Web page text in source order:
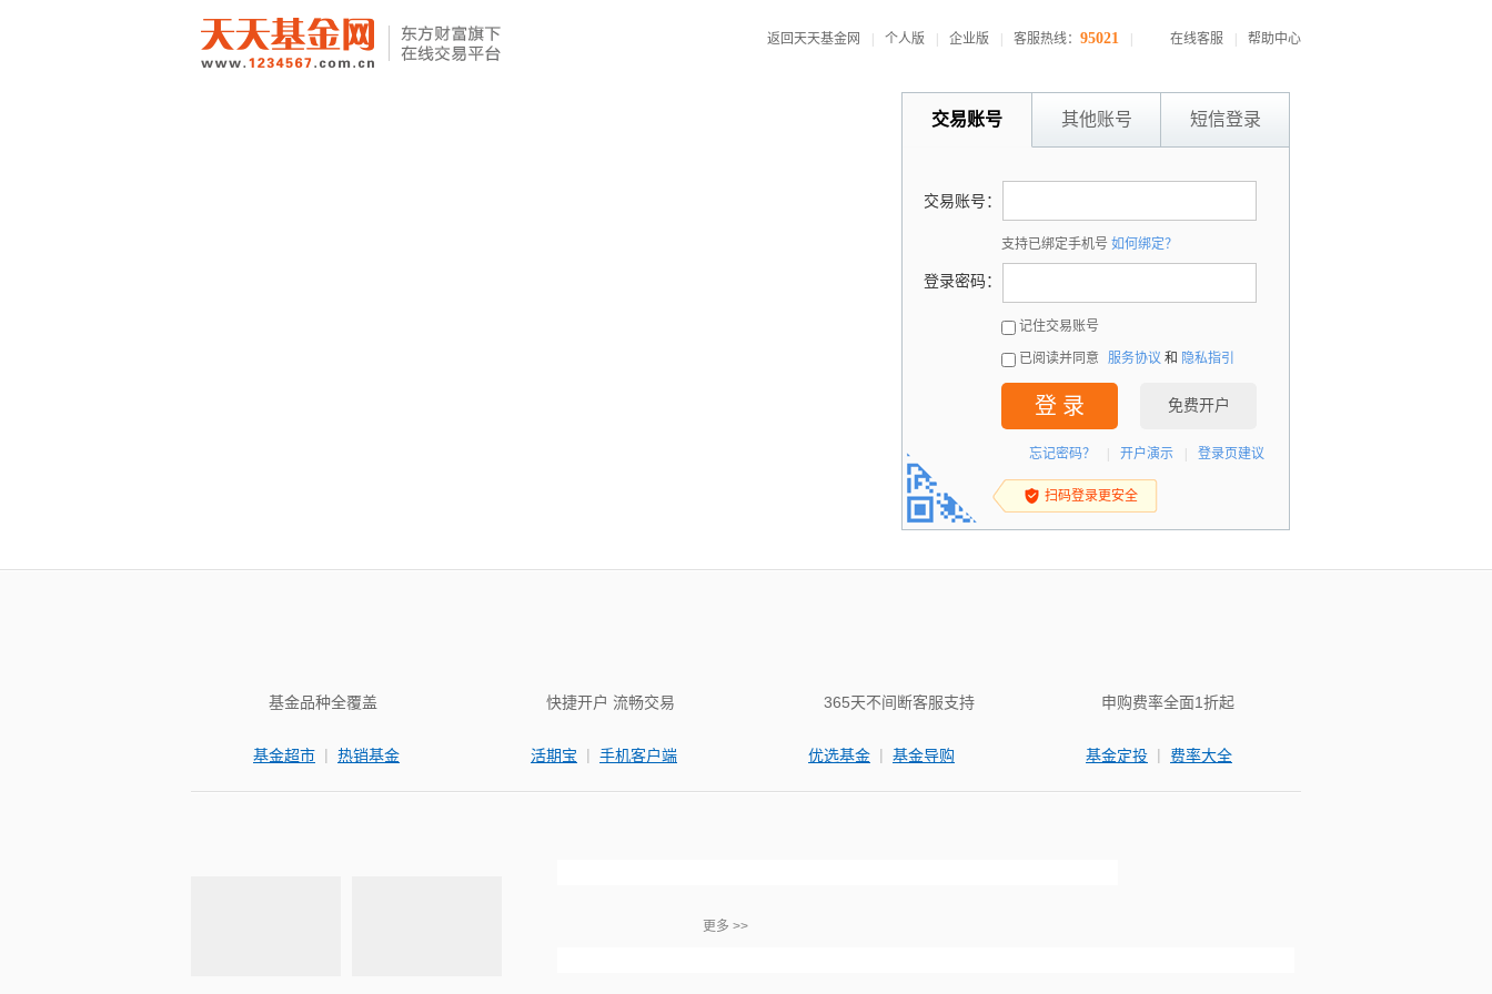
返回天天基金网 个人版 企业版 客服热线： 95021 在线客服 帮助中心
交易账号 其他账号 短信登录
交易账号：
支持已绑定手机号 如何绑定？
登录密码：
记住交易账号
已阅读并同意 服务协议 和 隐私指引
登 录 免费开户
忘记密码？ 开户演示 登录页建议
扫码登录更安全
基金品种全覆盖
基金超市 | 热销基金
快捷开户 流畅交易
活期宝 | 手机客户端
365天不间断客服支持
优选基金 | 基金导购
申购费率全面1折起
基金定投 | 费率大全
更多 >>